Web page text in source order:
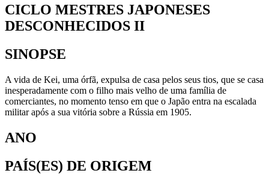
CICLO MESTRES JAPONESES
DESCONHECIDOS II
SINOPSE
A vida de Kei, uma órfã, expulsa de casa pelos seus tios, que se casa
inesperadamente com o filho mais velho de uma família de
comerciantes, no momento tenso em que o Japão entra na escalada
militar após a sua vitória sobre a Rússia em 1905.
ANO
PAÍS(ES) DE ORIGEM